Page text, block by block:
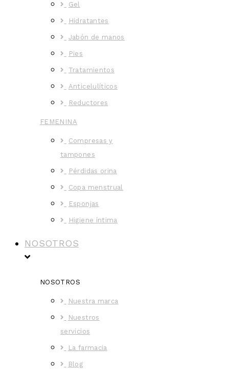
Gel
Hidratantes
Jabón de manos
Pies
Tratamientos
Anticelulíticos
Reductores
FEMENINA
Compresas y
tampones
Pérdidas orina
Copa menstrual
Esponjas
Higiene íntima
NOSOTROS
NOSOTROS
Nuestra marca
Nuestros
servicios
La farmacia
Blog